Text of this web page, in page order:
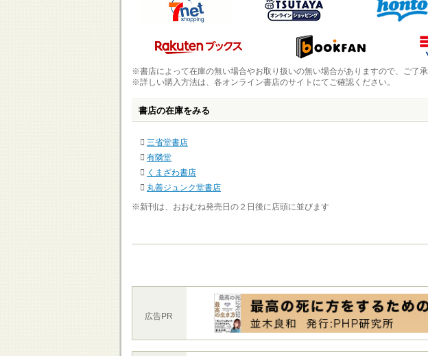
※書店によって在庫の無い場合やお取り扱いの無い場合がありますので、ご了承
※詳しい購入方法は、各オンライン書店のサイトにてご確認ください。
書店の在庫をみる
三省堂書店
有隣堂
くまざわ書店
丸善ジュンク堂書店
※新刊は、おおむね発売日の２日後に店頭に並びます
広告PR